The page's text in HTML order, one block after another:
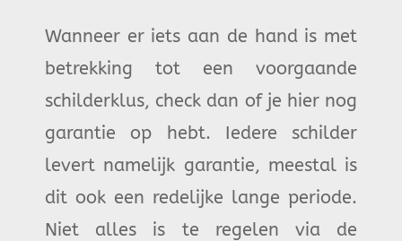
Wanneer er iets aan de hand is met
betrekking tot een voorgaande
schilderklus, check dan of je hier nog
garantie op hebt. Iedere schilder
levert namelijk garantie, meestal is
dit ook een redelijke lange periode.
Niet alles is te regelen via de